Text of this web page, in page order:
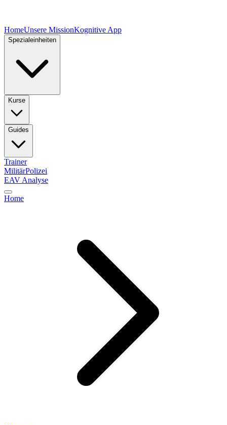
HomeUnsere MissionKognitive App
Spezialeinheiten
Kurse
Guides
Trainer
MilitärPolizei
EAV Analyse
Home